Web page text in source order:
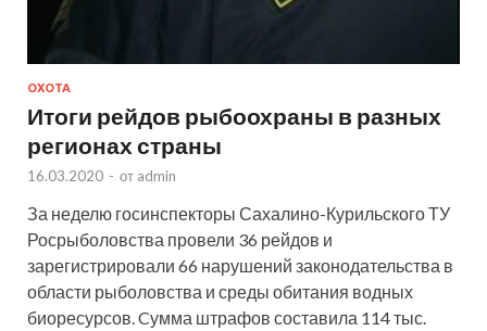
ОХОТА
Итоги рейдов рыбоохраны в разных
регионах страны
16.03.2020 - от admin
За неделю госинспекторы Сахалино-Курильского ТУ
Росрыболовства провели 36 рейдов и
зарегистрировали 66 нарушений законодательства в
области рыболовства и среды обитания водных
биоресурсов. Cумма штрафов составила 114 тыс.